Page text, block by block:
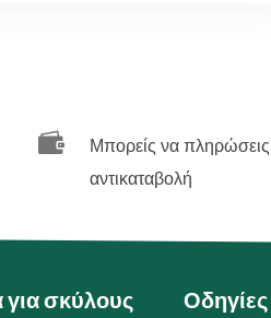

Μπορείς να πληρώσεις
αντικαταβολή
για σκύλους